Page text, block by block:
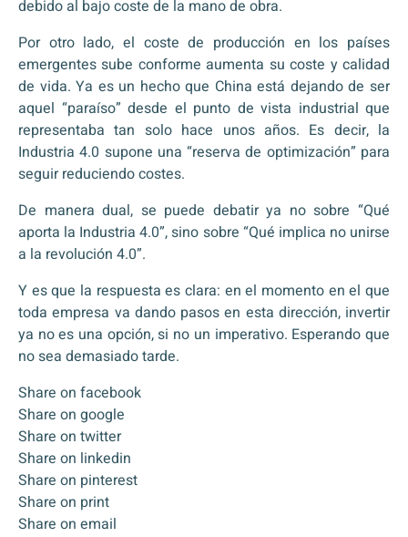
debido al bajo coste de la mano de obra.
Por otro lado, el coste de producción en los países
emergentes sube conforme aumenta su coste y calidad
de vida. Ya es un hecho que China está dejando de ser
aquel “paraíso” desde el punto de vista industrial que
representaba tan solo hace unos años. Es decir, la
Industria 4.0 supone una “reserva de optimización” para
seguir reduciendo costes.
De manera dual, se puede debatir ya no sobre “Qué
aporta la Industria 4.0”, sino sobre “Qué implica no unirse
a la revolución 4.0”.
Y es que la respuesta es clara: en el momento en el que
toda empresa va dando pasos en esta dirección, invertir
ya no es una opción, si no un imperativo. Esperando que
no sea demasiado tarde.
Share on facebook
Share on google
Share on twitter
Share on linkedin
Share on pinterest
Share on print
Share on email